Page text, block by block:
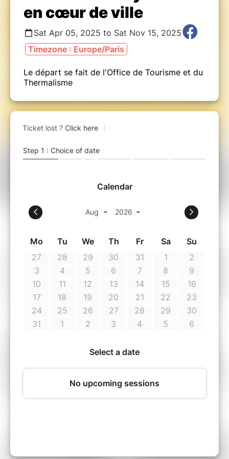
en cœur de ville
Sat Apr 05, 2025 to Sat Nov 15, 2025
Timezone : Europe/Paris
Le départ se fait de l'Office de Tourisme et du
Thermalisme